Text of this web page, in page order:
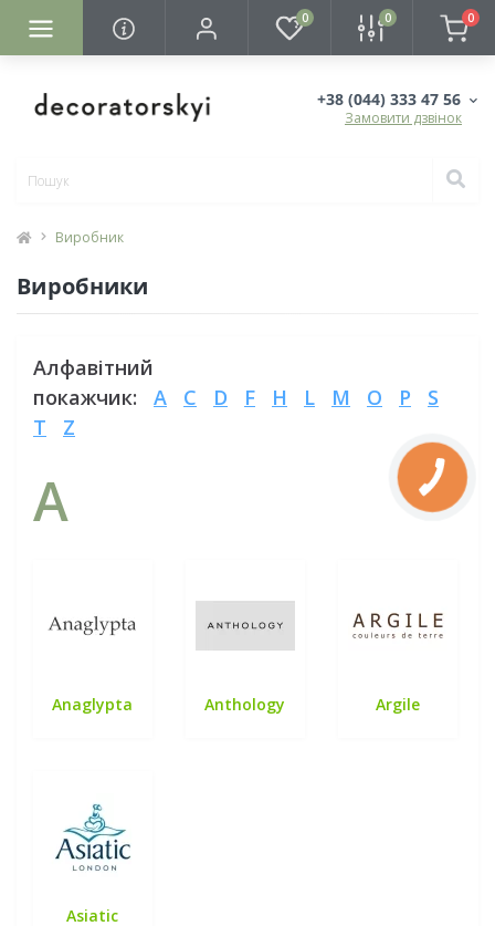
0 0 0
+38 (044) 333 47 56
Замовити дзвінок
Виробник
Виробники
Алфавітний
покажчик: A C D F H L M O P
S
T
Z
A
Anaglypta Anthology Argile
Asiatic